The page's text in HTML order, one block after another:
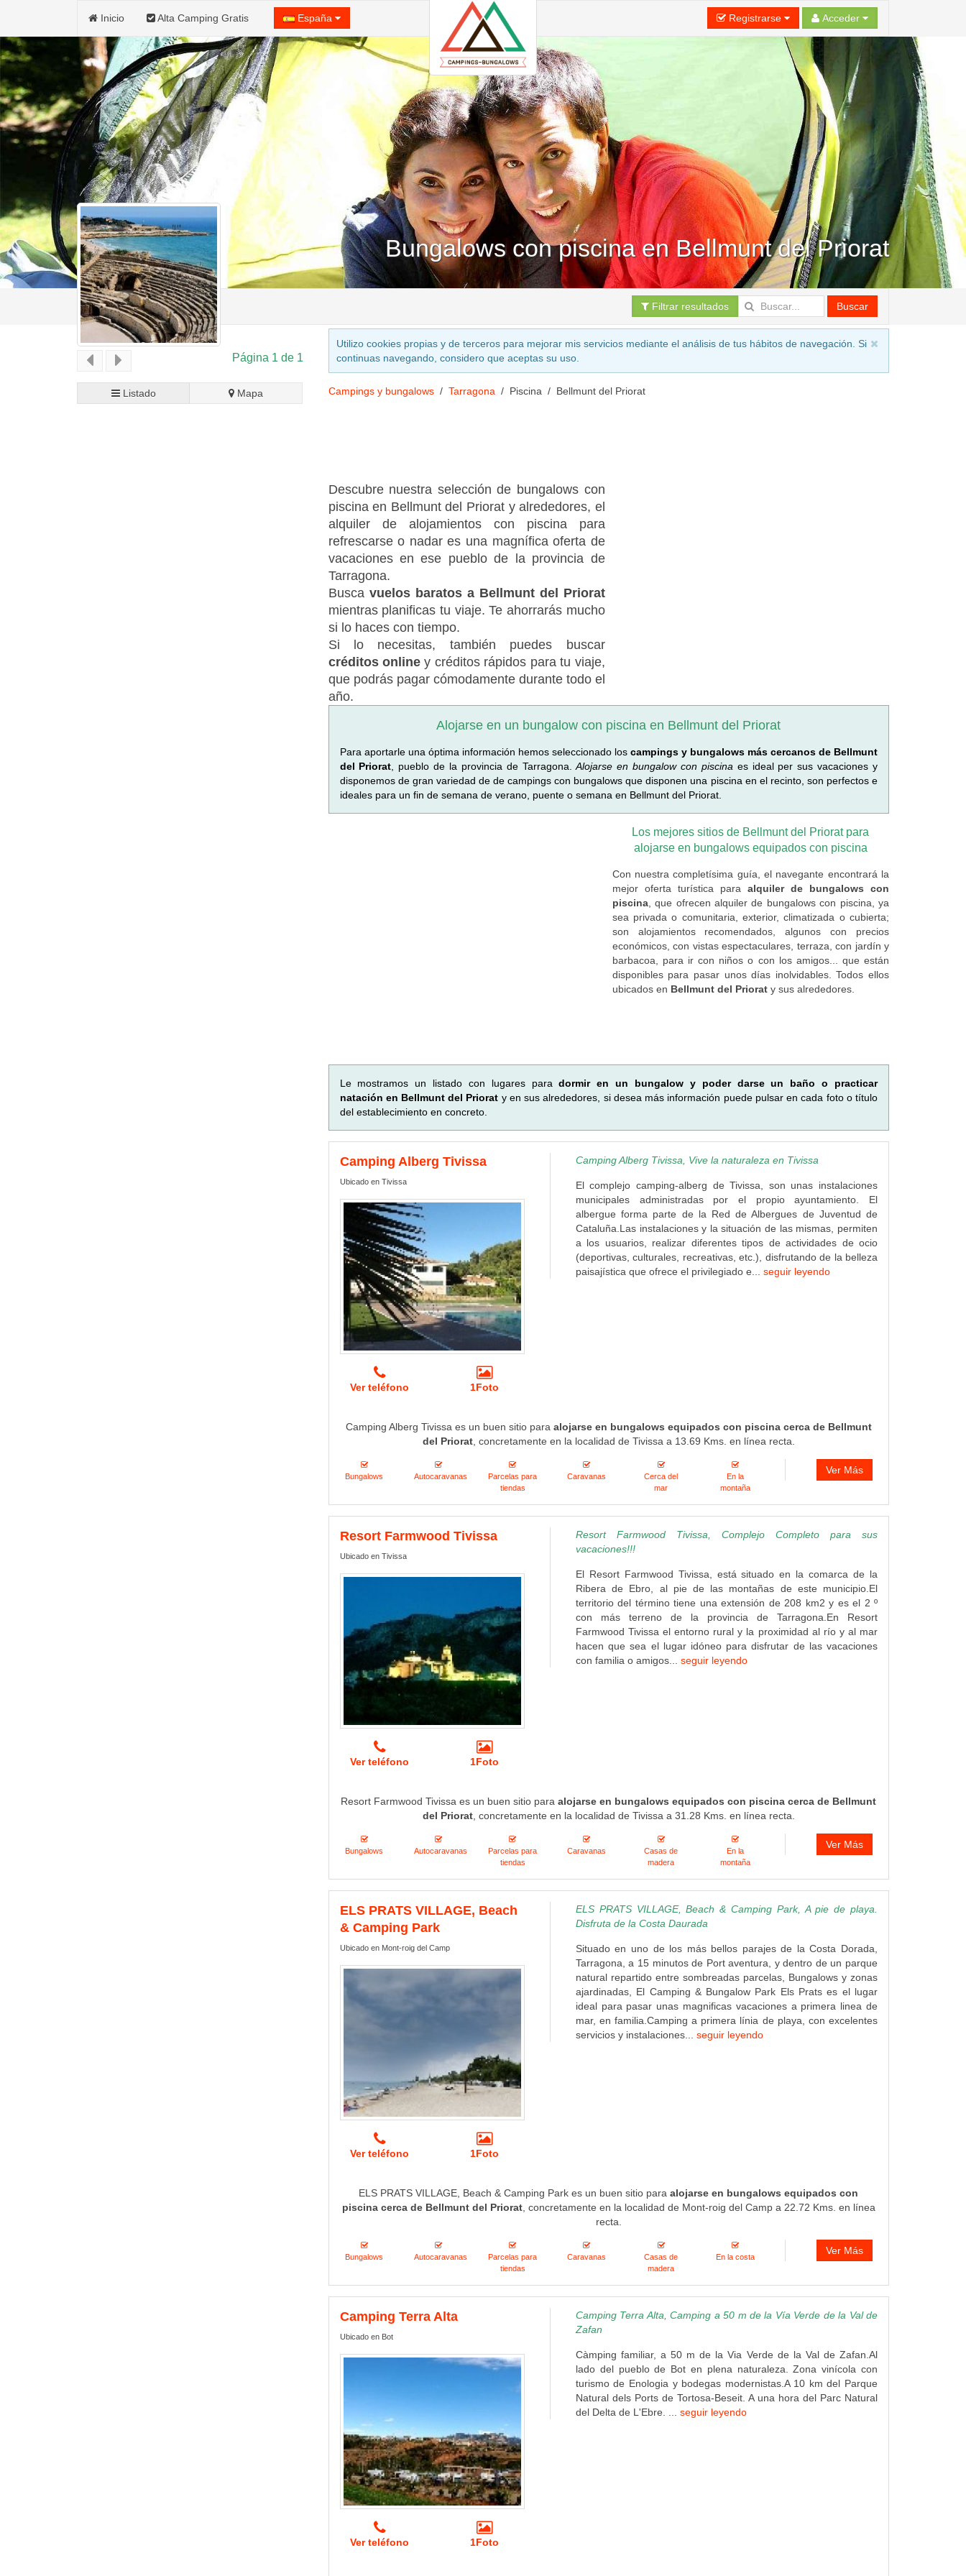
Inicio Alta Camping Gratis España Registrarse Acceder
Bungalows con piscina en Bellmunt del Priorat
Filtrar resultados Buscar
Página 1 de 1
Listado Mapa
Utilizo cookies propias y de terceros para mejorar mis servicios mediante el análisis de tus hábitos de navegación. Si
continuas navegando, considero que aceptas su uso.
Campings y bungalows Tarragona Piscina Bellmunt del Priorat
Descubre nuestra selección de bungalows con
piscina en Bellmunt del Priorat y alrededores, el
alquiler de alojamientos con piscina para
refrescarse o nadar es una magnífica oferta de
vacaciones en ese pueblo de la provincia de
Tarragona.
Busca vuelos baratos a Bellmunt del Priorat
mientras planificas tu viaje. Te ahorrarás mucho
si lo haces con tiempo.
Si lo necesitas, también puedes buscar
créditos onliney créditos rápidos para tu viaje,
que podrás pagar cómodamente durante todo el
año.
Alojarse en un bungalow con piscina en Bellmunt del Priorat
Para aportarle una óptima información hemos seleccionado los campings y bungalows más cercanos de Bellmunt
del Priorat , pueblo de la provincia de Tarragona.Alojarse en bungalow con piscina es ideal per sus vacaciones y
disponemos de gran variedad de de campings con bungalows que disponen una piscina en el recinto, son perfectos e
ideales para un fin de semana de verano, puente o semana en Bellmunt del Priorat.
Los mejores sitios de Bellmunt del Priorat para
alojarse en bungalows equipados con piscina
Con nuestra completísima guía, el navegante encontrará la
mejor oferta turística para alquiler de bungalows con
piscina, que ofrecen alquiler de bungalows con piscina, ya
sea privada o comunitaria, exterior, climatizada o cubierta;
son alojamientos recomendados, algunos con precios
económicos, con vistas espectaculares, terraza, con jardín y
barbacoa, para ir con niños o con los amigos... que están
disponibles para pasar unos días inolvidables. Todos ellos
ubicados en Bellmunt del Prioraty sus alrededores.
Le mostramos un listado con lugares paradormir en un bungalow y poder darse un baño o practicar
natación en Bellmunt del Priorat y en sus alrededores, si desea más información puede pulsar en cada foto o título
del establecimiento en concreto.
Camping Alberg Tivissa
Ubicado en Tivissa
Ver teléfono 1Foto
Camping Alberg Tivissa, Vive la naturaleza en Tivissa
El complejo camping-alberg de Tivissa, son unas instalaciones
municipales administradas por el propio ayuntamiento. El
albergue forma parte de la Red de Albergues de Juventud de
Cataluña.Las instalaciones y la situación de las mismas, permiten
a los usuarios, realizar diferentes tipos de actividades de ocio
(deportivas, culturales, recreativas, etc.), disfrutando de la belleza
paisajística que ofrece el privilegiado e... seguir leyendo
Camping Alberg Tivissa es un buen sitio para alojarse en bungalows equipados con piscina cerca de Bellmunt
del Priorat, concretamente en la localidad de Tivissa a 13.69 Kms. en línea recta.
Bungalows Autocaravanas
Parcelas para
tiendas
Caravanas
Cerca del
mar
En la
montaña
Ver Más
Resort Farmwood Tivissa
Ubicado en Tivissa
Ver teléfono 1Foto
Resort Farmwood Tivissa, Complejo Completo para sus
vacaciones!!!
El Resort Farmwood Tivissa, está situado en la comarca de la
Ribera de Ebro, al pie de las montañas de este municipio.El
territorio del término tiene una extensión de 208 km2 y es el 2 º
con más terreno de la provincia de Tarragona.En Resort
Farmwood Tivissa el entorno rural y la proximidad al río y al mar
hacen que sea el lugar idóneo para disfrutar de las vacaciones
con familia o amigos... seguir leyendo
Resort Farmwood Tivissa es un buen sitio paraalojarse en bungalows equipados con piscina cerca de Bellmunt
del Priorat, concretamente en la localidad de Tivissa a 31.28 Kms. en línea recta.
Bungalows Autocaravanas
Parcelas para
tiendas
Caravanas
Casas de
madera
En la
montaña
Ver Más
ELS PRATS VILLAGE, Beach
& Camping Park
Ubicado en Mont-roig del Camp
Ver teléfono 1Foto
ELS PRATS VILLAGE, Beach & Camping Park, A pie de playa.
Disfruta de la Costa Daurada
Situado en uno de los más bellos parajes de la Costa Dorada,
Tarragona, a 15 minutos de Port aventura, y dentro de un parque
natural repartido entre sombreadas parcelas, Bungalows y zonas
ajardinadas, El Camping & Bungalow Park Els Prats es el lugar
ideal para pasar unas magnificas vacaciones a primera linea de
mar, en familia.Camping a primera línia de playa, con excelentes
servicios y instalaciones... seguir leyendo
ELS PRATS VILLAGE, Beach & Camping Park es un buen sitio paraalojarse en bungalows equipados con
piscina cerca de Bellmunt del Priorat, concretamente en la localidad de Mont-roig del Camp a 22.72 Kms. en línea
recta.
Bungalows Autocaravanas
Parcelas para
tiendas
Caravanas
Casas de
madera
En la costa
Ver Más
Camping Terra Alta
Ubicado en Bot
Ver teléfono 1Foto
Camping Terra Alta, Camping a 50 m de la Vía Verde de la Val de
Zafan
Càmping familiar, a 50 m de la Via Verde de la Val de Zafan.Al
lado del pueblo de Bot en plena naturaleza. Zona vinícola con
turismo de Enologia y bodegas modernistas.A 10 km del Parque
Natural dels Ports de Tortosa-Beseit. A una hora del Parc Natural
del Delta de L'Ebre. ... seguir leyendo